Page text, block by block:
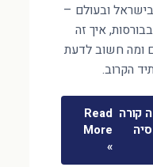
ובעולם –
איך זה
ומה חשוב לדעת
הקרוב.
קורה Read
More
»